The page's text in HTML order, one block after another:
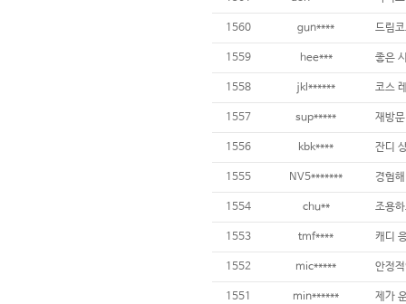
1560 gun****
1559 hee*** 좋은
1558 jkl******
1557 sup***** 재방
1556 kbk****
1555 NV5*******
1554 chu**
1553 tmf****
1552 mic***** 안정
1551 min****** 제가